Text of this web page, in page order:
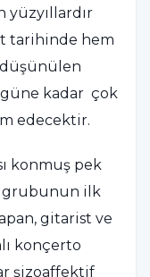
yüzyıllardır
tarihinde hem
düşünülen
kadar çok
edecektir.
konmuş pek
grubunun ilk
gitarist ve
konçerto
şizoaffektif